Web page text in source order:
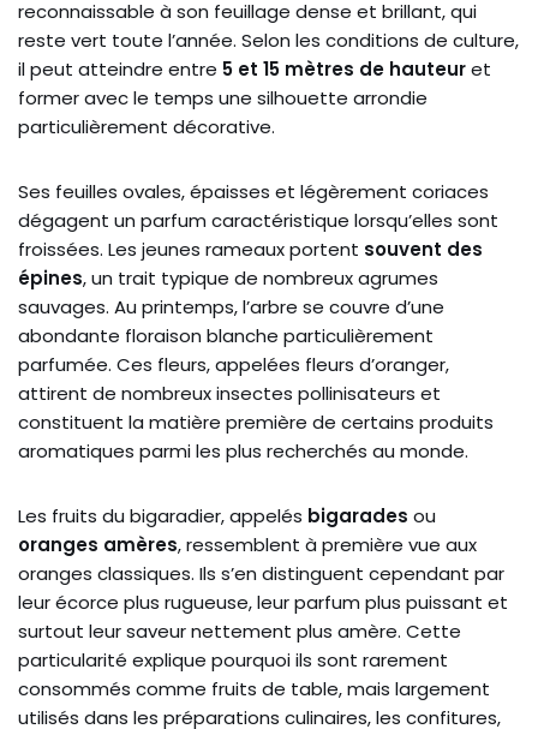
reconnaissable à son feuillage dense et brillant, qui
reste vert toute l’année. Selon les conditions de culture,
il peut atteindre entre 5 et 15 mètres de hauteuret
former avec le temps une silhouette arrondie
particulièrement décorative.
Ses feuilles ovales, épaisses et légèrement coriaces
dégagent un parfum caractéristique lorsqu’elles sont
froissées. Les jeunes rameaux portent souvent des
épines, un trait typique de nombreux agrumes
sauvages. Au printemps, l’arbre se couvre d’une
abondante floraison blanche particulièrement
parfumée. Ces fleurs, appelées fleurs d’oranger,
attirent de nombreux insectes pollinisateurs et
constituent la matière première de certains produits
aromatiques parmi les plus recherchés au monde.
Les fruits du bigaradier, appelés bigarades ou
oranges amères, ressemblent à première vue aux
oranges classiques. Ils s’en distinguent cependant par
leur écorce plus rugueuse, leur parfum plus puissant et
surtout leur saveur nettement plus amère. Cette
particularité explique pourquoi ils sont rarement
consommés comme fruits de table, mais largement
utilisés dans les préparations culinaires, les confitures,